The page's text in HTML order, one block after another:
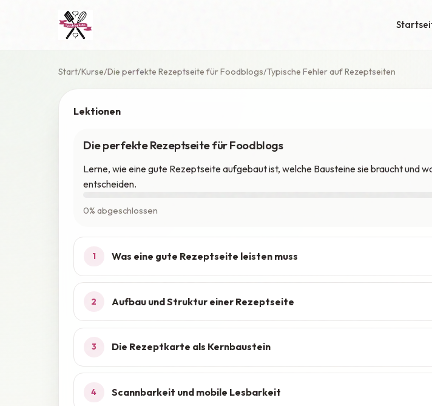
Start Kurse Die perfekte Rezeptseite für Foodblogs Typische Fehler auf Rezeptseiten
Lektionen
Die perfekte Rezeptseite für Foodblogs
Lerne, wie eine gute Rezeptseite aufgebaut ist, welche Bausteine sie braucht und
entscheiden.
0% abgeschlossen
1 Was eine gute Rezeptseite leisten muss
2 Aufbau und Struktur einer Rezeptseite
3 Die Rezeptkarte als Kernbaustein
4 Scannbarkeit und mobile Lesbarkeit